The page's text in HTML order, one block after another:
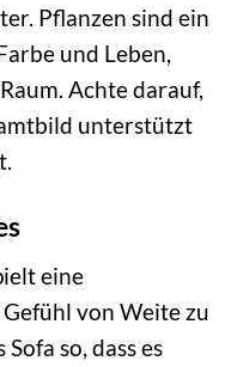
Pflanzen sind ein
und Leben,
Achte darauf,
unterstützt
eine
von Weite zu
so, dass es